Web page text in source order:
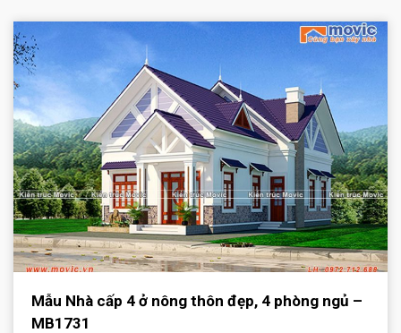
Mẫu Nhà cấp 4 ở nông thôn đẹp, 4 phòng ngủ –
MB1731